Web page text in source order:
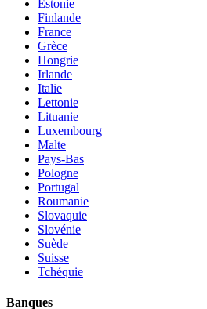
Estonie
Finlande
France
Grèce
Hongrie
Irlande
Italie
Lettonie
Lituanie
Luxembourg
Malte
Pays-Bas
Pologne
Portugal
Roumanie
Slovaquie
Slovénie
Suède
Suisse
Tchéquie
Banques